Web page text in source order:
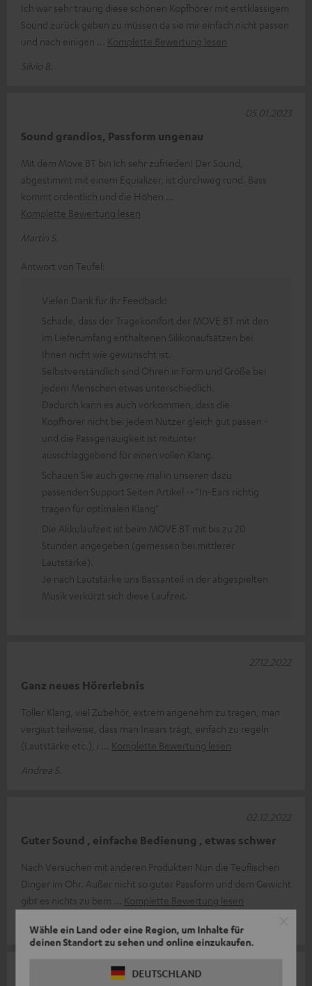
Wähle ein Land oder eine Region, um Inhalte für
deinen Standort zu sehen und online einzukaufen.
DEUTSCHLAND
Ich war sehr traurig diese schönen Kopfhörer mit erstklassigem
Sound zurück geben zu müssen da sie mir einfach nicht passen
und nach einigen
Komplette Bewertung lesen
Silvio B.
Sound grandios, Passform ungenau
Mit dem Move BT bin ich sehr zufrieden! Der Sound,
abgestimmt mit einem Equializer, ist durchweg rund. Bass
kommt ordentlich und die Höhen
Komplette Bewertung lesen
Martin S.
05.01.2023
Antwort von Teufel:
Vielen Dank für ihr Feedback!
Schade, dass der Tragekomfort der MOVE BT mit den
im Lieferumfang enthaltenen Silikonaufsätzen bei
Ihnen nicht wie gewünscht ist.
Selbstverständlich sind Ohren in Form und Größe bei
jedem Menschen etwas unterschiedlich.
Dadurch kann es auch vorkommen, dass die
Kopfhörer nicht bei jedem Nutzer gleich gut passen -
und die Passgenauigkeit ist mitunter
ausschlaggebend für einen vollen Klang.
Schauen Sie auch gerne mal in unseren dazu
passenden Support Seiten Artikel -> "In-Ears richtig
tragen für optimalen Klang"
Die Akkulaufzeit ist beim MOVE BT mit bis zu 20
Stunden angegeben (gemessen bei mittlerer
Lautstärke).
Je nach Lautstärke uns Bassanteil in der abgespielten
Musik verkürzt sich diese Laufzeit.
Ganz neues Hörerlebnis
Toller Klang, viel Zubehör, extrem angenehm zu tragen, man
vergisst teilweise, dass man Inears trägt, einfach zu regeln
(Lautstärke etc.), i
Komplette Bewertung lesen
Andrea S.
27.12.2022
Guter Sound , einfache Bedienung , etwas schwer
Nach Versuchen mit anderen Produkten Nun die Teuflischen
Dinger im Ohr. Außer nicht so guter Passform und dem Gewicht
gibt es nichts zu bem
Komplette Bewertung lesen
Burkhard B.
02.12.2022